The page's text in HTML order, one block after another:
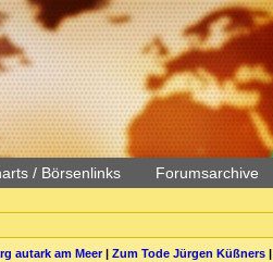
/ Börsenlinks Forumsarchive
autark am Meer| Zum Tode Jürgen Küßners|